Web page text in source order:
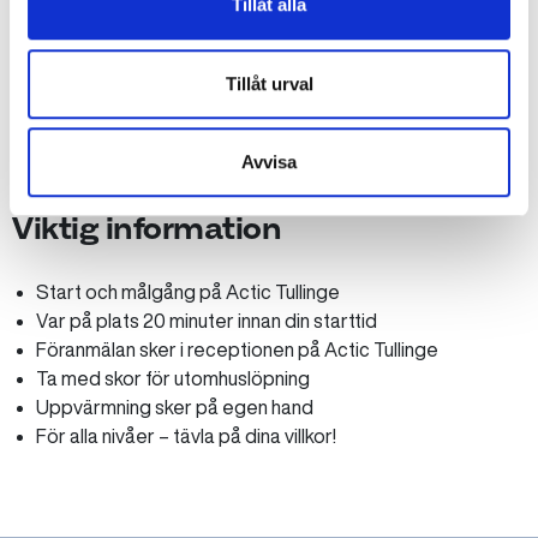
Tillåt alla
Tillåt urval
Avvisa
Team (2 personer) – 500 kr/lag
Viktig information
Start och målgång på Actic Tullinge
Var på plats 20 minuter innan din starttid
Föranmälan sker i receptionen på Actic Tullinge
Ta med skor för utomhuslöpning
Uppvärmning sker på egen hand
För alla nivåer – tävla på dina villkor!